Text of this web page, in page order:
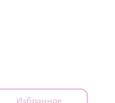
Избранное